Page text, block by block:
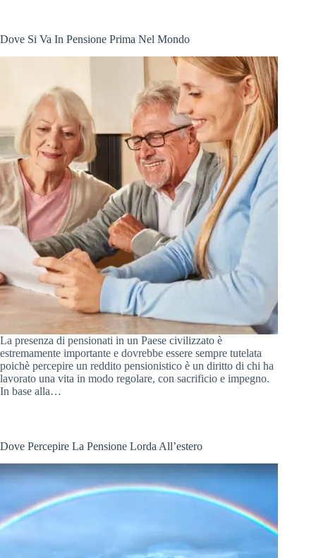
Dove Si Va In Pensione Prima Nel Mondo
La presenza di pensionati in un Paese civilizzato è
estremamente importante e dovrebbe essere sempre tutelata
poichè percepire un reddito pensionistico è un diritto di chi ha
lavorato una vita in modo regolare, con sacrificio e impegno.
In base alla…
Dove Percepire La Pensione Lorda All’estero